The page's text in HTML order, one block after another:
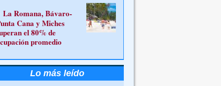
La Romana, Bávaro-
Cana y Miches
el 80% de
promedio
Lo más leído